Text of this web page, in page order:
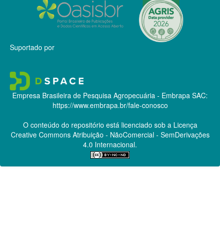
Suportado por
Empresa Brasileira de Pesquisa Agropecuária - Embrapa SAC:
https://www.embrapa.br/fale-conosco
O conteúdo do repositório está licenciado sob a Licença
Creative CommonsAtribuição - NãoComercial - SemDerivações
4.0 Internacional.